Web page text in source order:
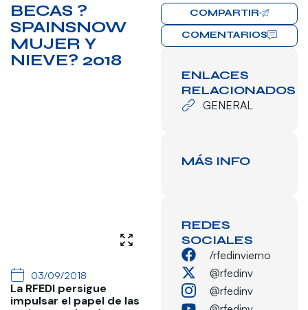
BECAS ?
SPAINSNOW
MUJER Y
NIEVE? 2018
03/09/2018
La RFEDI persigue
impulsar el papel de las
COMPARTIR
COMENTARIOS
ENLACES
RELACIONADOS
GENERAL
MÁS INFO
REDES
SOCIALES
/rfedinvierno
@rfedinv
@rfedinv